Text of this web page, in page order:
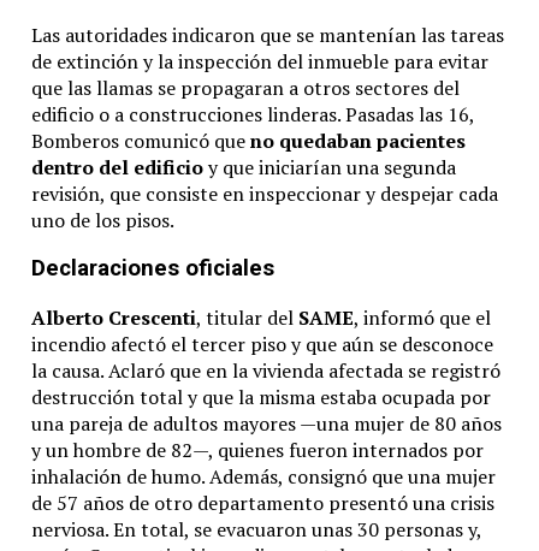
Las autoridades indicaron que se mantenían las tareas
de extinción y la inspección del inmueble para evitar
que las llamas se propagaran a otros sectores del
edificio o a construcciones linderas. Pasadas las 16,
Bomberos comunicó queno quedaban pacientes
dentro del edificioy que iniciarían una segunda
revisión, que consiste en inspeccionar y despejar cada
uno de los pisos.
Declaraciones oficiales
Alberto Crescenti, titular del SAME, informó que el
incendio afectó el tercer piso y que aún se desconoce
la causa. Aclaró que en la vivienda afectada se registró
destrucción total y que la misma estaba ocupada por
una pareja de adultos mayores —una mujer de 80 años
y un hombre de 82—, quienes fueron internados por
inhalación de humo. Además, consignó que una mujer
de 57 años de otro departamento presentó una crisis
nerviosa. En total, se evacuaron unas 30 personas y,